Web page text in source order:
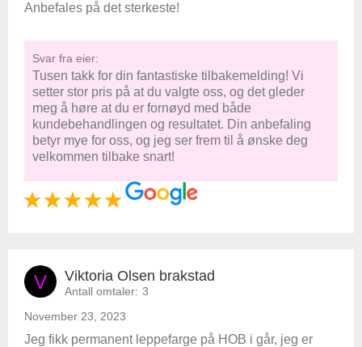
Anbefales på det sterkeste!
Svar fra eier:
Tusen takk for din fantastiske tilbakemelding! Vi
setter stor pris på at du valgte oss, og det gleder
meg å høre at du er fornøyd med både
kundebehandlingen og resultatet. Din anbefaling
betyr mye for oss, og jeg ser frem til å ønske deg
velkommen tilbake snart!
V Viktoria Olsen brakstad
Antall omtaler: 3
November 23, 2023
Jeg fikk permanent leppefarge på HOB i går, jeg er